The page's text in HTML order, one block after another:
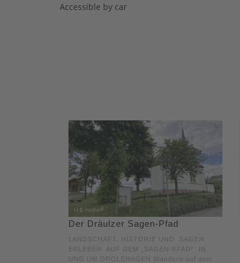
Accessible by car
Der Dräulzer Sagen-Pfad
LANDSCHAFT, HISTORIE UND SAGEN
ERLEBEN AUF DEM „SAGEN-PFAD“ IN
UND UM DROLSHAGEN Wandern auf dem